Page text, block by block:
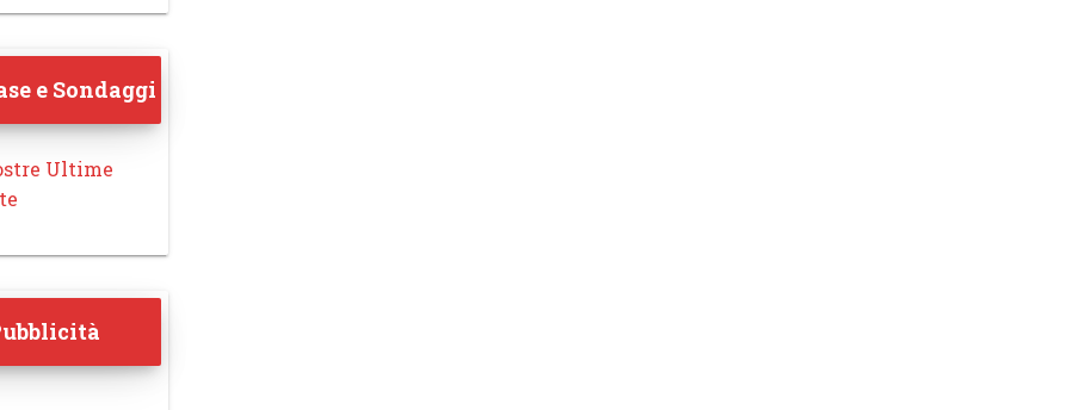
e Sondaggi
Ultime